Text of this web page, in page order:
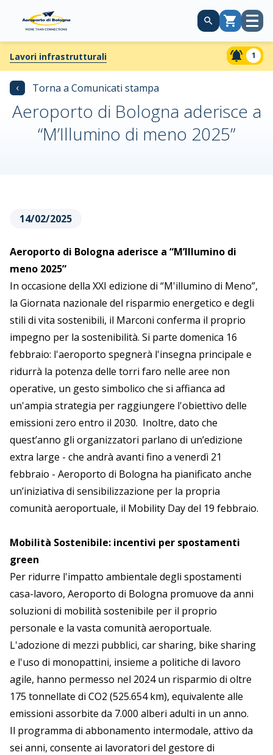
CarrelloApri
Lavori infrastrutturali 1
‹ Torna a Comunicati stampa
Aeroporto di Bologna aderisce a
“M’Illumino di meno 2025”
14/02/2025
Aeroporto di Bologna aderisce a “M’Illumino di
meno 2025”
In occasione della XXI edizione di “M'illumino di Meno”,
la Giornata nazionale del risparmio energetico e degli
stili di vita sostenibili, il Marconi conferma il proprio
impegno per la sostenibilità. Si parte domenica 16
febbraio: l'aeroporto spegnerà l'insegna principale e
ridurrà la potenza delle torri faro nelle aree non
operative, un gesto simbolico che si affianca ad
un'ampia strategia per raggiungere l'obiettivo delle
emissioni zero entro il 2030. Inoltre, dato che
quest’anno gli organizzatori parlano di un’edizione
extra large - che andrà avanti fino a venerdì 21
febbraio - Aeroporto di Bologna ha pianificato anche
un’iniziativa di sensibilizzazione per la propria
comunità aeroportuale, il Mobility Day del 19 febbraio.
Mobilità Sostenibile: incentivi per spostamenti
green
Per ridurre l'impatto ambientale degli spostamenti
casa-lavoro, Aeroporto di Bologna promuove da anni
soluzioni di mobilità sostenibile per il proprio
personale e la vasta comunità aeroportuale.
L'adozione di mezzi pubblici, car sharing, bike sharing
e l'uso di monopattini, insieme a politiche di lavoro
agile, hanno permesso nel 2024 un risparmio di oltre
175 tonnellate di CO2 (525.654 km), equivalente alle
emissioni assorbite da 7.000 alberi adulti in un anno.
Il programma di abbonamento intermodale, attivo da
sei anni, consente ai lavoratori del gestore di